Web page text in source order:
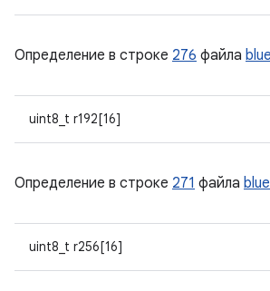
Определение в строке 276 файла
uint8_t r192[16]
Определение в строке 271 файла
uint8_t r256[16]